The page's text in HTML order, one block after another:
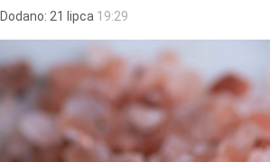
Dodano: 21 lipca 19:29